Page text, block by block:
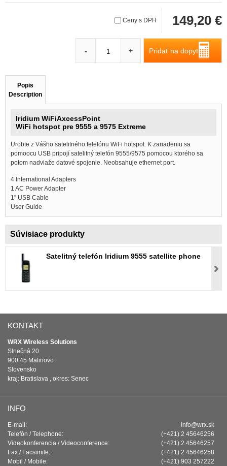
Ceny s DPH 149,20 €
Pridať na dopyt
- +
Popis
Description
Iridium WiFiAxcessPoint
WiFi hotspot pre 9555 a 9575 Extreme
Urobte z Vášho satelitného telefónu WiFi hotspot. K zariadeniu sa
pomoocu USB pripojí satelitný telefón 9555/9575 pomocou ktorého sa
potom nadviaže datové spojenie. Neobsahuje ethernet port.
4 International Adapters
1 AC Power Adapter
1" USB Cable
User Guide
Súvisiace produkty
Satelitný telefón Iridium 9555 satellite phone
KONTAKT
WRX Wireless Solutions
Slnečná 20
900 45 Malinovo
Slovensko
kraj: Bratislava , okres: Senec
INFO
E-mail:
info@wrx.sk
Telefón / Telephone:
(+421) 2 45646256
Videokonferencia / Videoconference:
(+421) 2 45646257
Fax / Facsimile:
(+421) 2 45646258
Mobil / Mobile:
(+421) 903 257222